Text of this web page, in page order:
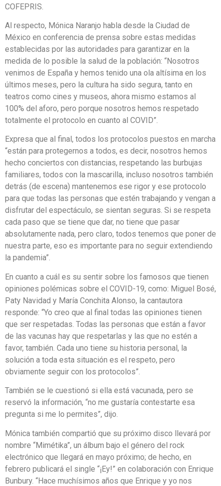
COFEPRIS.
Al respecto, Mónica Naranjo habla desde la Ciudad de
México en conferencia de prensa sobre estas medidas
establecidas por las autoridades para garantizar en la
medida de lo posible la salud de la población: “Nosotros
venimos de España y hemos tenido una ola altísima en los
últimos meses, pero la cultura ha sido segura, tanto en
teatros como cines y museos, ahora mismo estamos al
100% del aforo, pero porque nosotros hemos respetado
totalmente el protocolo en cuanto al COVID”.
Expresa que al final, todos los protocolos puestos en marcha
“están para protegernos a todos, es decir, nosotros hemos
hecho conciertos con distancias, respetando las burbujas
familiares, todos con la mascarilla, incluso nosotros también
detrás (de escena) mantenemos ese rigor y ese protocolo
para que todas las personas que estén trabajando y vengan a
disfrutar del espectáculo, se sientan seguras. Si se respeta
cada paso que se tiene que dar, no tiene que pasar
absolutamente nada, pero claro, todos tenemos que poner de
nuestra parte, eso es importante para no seguir extendiendo
la pandemia”.
En cuanto a cuál es su sentir sobre los famosos que tienen
opiniones polémicas sobre el COVID-19, como: Miguel Bosé,
Paty Navidad y María Conchita Alonso, la cantautora
responde: “Yo creo que al final todas las opiniones tienen
que ser respetadas. Todas las personas que están a favor
de las vacunas hay que respetarlas y las que no estén a
favor, también. Cada uno tiene su historia personal, la
solución a toda esta situación es el respeto, pero
obviamente seguir con los protocolos”.
También se le cuestionó si ella está vacunada, pero se
reservó la información, “no me gustaría contestarte esa
pregunta si me lo permites”, dijo.
Mónica también compartió que su próximo disco llevará por
nombre “Mimétika”, un álbum bajo el género del rock
electrónico que llegará en mayo próximo; de hecho, en
febrero publicará el single “¡Ey!” en colaboración con Enrique
Bunbury. “Hace muchísimos años que Enrique y yo nos